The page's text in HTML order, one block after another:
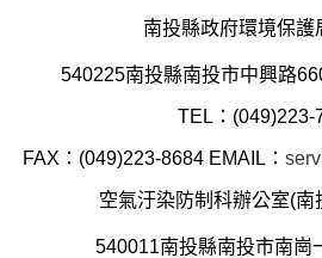
南投縣政府環境保護
540225南投縣南投市中興路
TEL：(049)223-
FAX：(049)223-8684 EMAIL：
空氣汙染防制科辦公室(南
540011南投縣南投市南崗